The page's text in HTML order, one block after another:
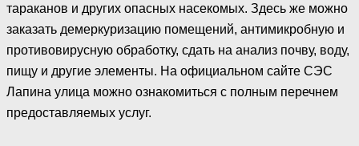
тараканов и других опасных насекомых. Здесь же можно
заказать демеркуризацию помещений, антимикробную и
противовирусную обработку, сдать на анализ почву, воду,
пищу и другие элементы. На официальном сайте СЭС
Лапина улица можно ознакомиться с полным перечнем
предоставляемых услуг.